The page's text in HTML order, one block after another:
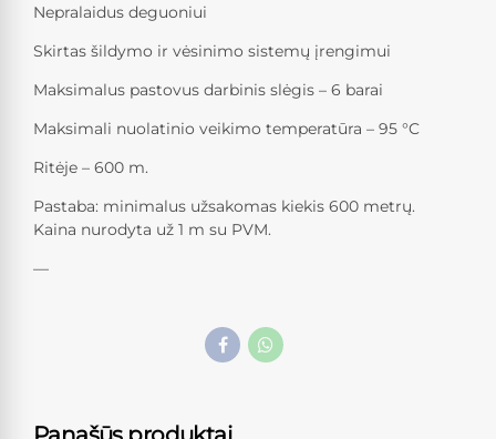
Nepralaidus deguoniui
Skirtas šildymo ir vėsinimo sistemų įrengimui
Maksimalus pastovus darbinis slėgis – 6 barai
Maksimali nuolatinio veikimo temperatūra – 95 °C
Ritėje – 600 m.
Pastaba: minimalus užsakomas kiekis 600 metrų.
Kaina nurodyta už 1 m su PVM.
—